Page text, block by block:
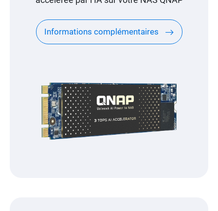
Informations complémentaires